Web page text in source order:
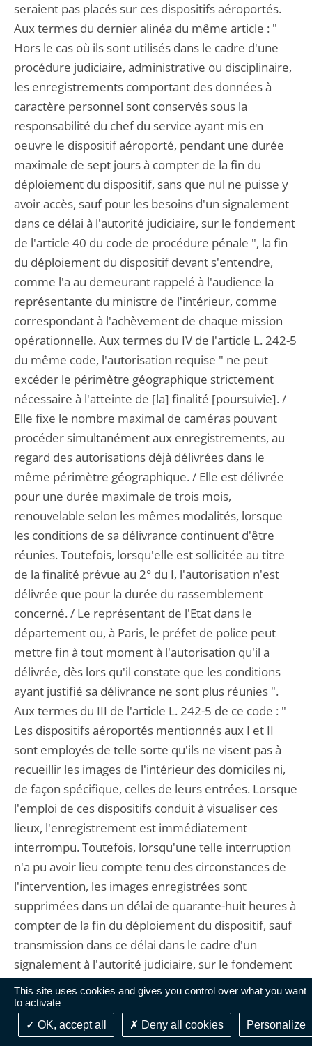
This site uses cookies and gives you control over what you want
to activate
OK, accept all
Deny all cookies Personalize
seraient pas placés sur ces dispositifs aéroportés.
Aux termes du dernier alinéa du même article : "
Hors le cas où ils sont utilisés dans le cadre d'une
procédure judiciaire, administrative ou disciplinaire,
les enregistrements comportant des données à
caractère personnel sont conservés sous la
responsabilité du chef du service ayant mis en
oeuvre le dispositif aéroporté, pendant une durée
maximale de sept jours à compter de la fin du
déploiement du dispositif, sans que nul ne puisse y
avoir accès, sauf pour les besoins d'un signalement
dans ce délai à l'autorité judiciaire, sur le fondement
de l'article 40 du code de procédure pénale ", la fin
du déploiement du dispositif devant s'entendre,
comme l'a au demeurant rappelé à l'audience la
représentante du ministre de l'intérieur, comme
correspondant à l'achèvement de chaque mission
opérationnelle. Aux termes du IV de l'article L. 242-5
du même code, l'autorisation requise " ne peut
excéder le périmètre géographique strictement
nécessaire à l'atteinte de [la] finalité [poursuivie]. /
Elle fixe le nombre maximal de caméras pouvant
procéder simultanément aux enregistrements, au
regard des autorisations déjà délivrées dans le
même périmètre géographique. / Elle est délivrée
pour une durée maximale de trois mois,
renouvelable selon les mêmes modalités, lorsque
les conditions de sa délivrance continuent d'être
réunies. Toutefois, lorsqu'elle est sollicitée au titre
de la finalité prévue au 2° du I, l'autorisation n'est
délivrée que pour la durée du rassemblement
concerné. / Le représentant de l'Etat dans le
département ou, à Paris, le préfet de police peut
mettre fin à tout moment à l'autorisation qu'il a
délivrée, dès lors qu'il constate que les conditions
ayant justifié sa délivrance ne sont plus réunies ".
Aux termes du III de l'article L. 242-5 de ce code : "
Les dispositifs aéroportés mentionnés aux I et II
sont employés de telle sorte qu'ils ne visent pas à
recueillir les images de l'intérieur des domiciles ni,
de façon spécifique, celles de leurs entrées. Lorsque
l'emploi de ces dispositifs conduit à visualiser ces
lieux, l'enregistrement est immédiatement
interrompu. Toutefois, lorsqu'une telle interruption
n'a pu avoir lieu compte tenu des circonstances de
l'intervention, les images enregistrées sont
supprimées dans un délai de quarante-huit heures à
compter de la fin du déploiement du dispositif, sauf
transmission dans ce délai dans le cadre d'un
signalement à l'autorité judiciaire, sur le fondement
de l'article 40 du code de procédure pénale ".
7. Les dispositions réglementaires contestées
précisent, d'une part, à l'article R. 242-8 du code de